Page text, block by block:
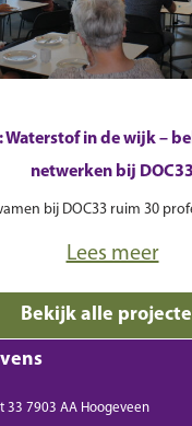
Waterstof in de wijk –
netwerken bij DOC33
bij DOC33 ruim 30
Lees meer
Bekijk alle
33 7903 AA Hoogeveen